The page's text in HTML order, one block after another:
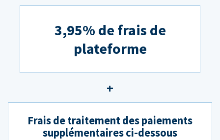
3,95% de frais de
plateforme
Frais de traitement des paiements
supplémentaires ci-dessous